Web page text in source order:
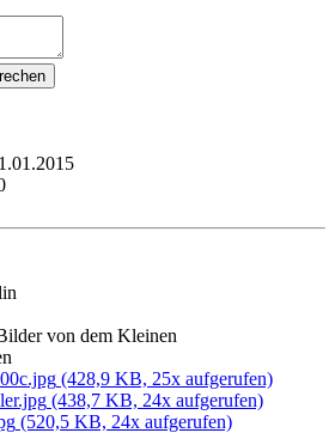
von dem Kleinen
(428,9 KB, 25x aufgerufen)
(438,7 KB, 24x aufgerufen)
(520,5 KB, 24x aufgerufen)